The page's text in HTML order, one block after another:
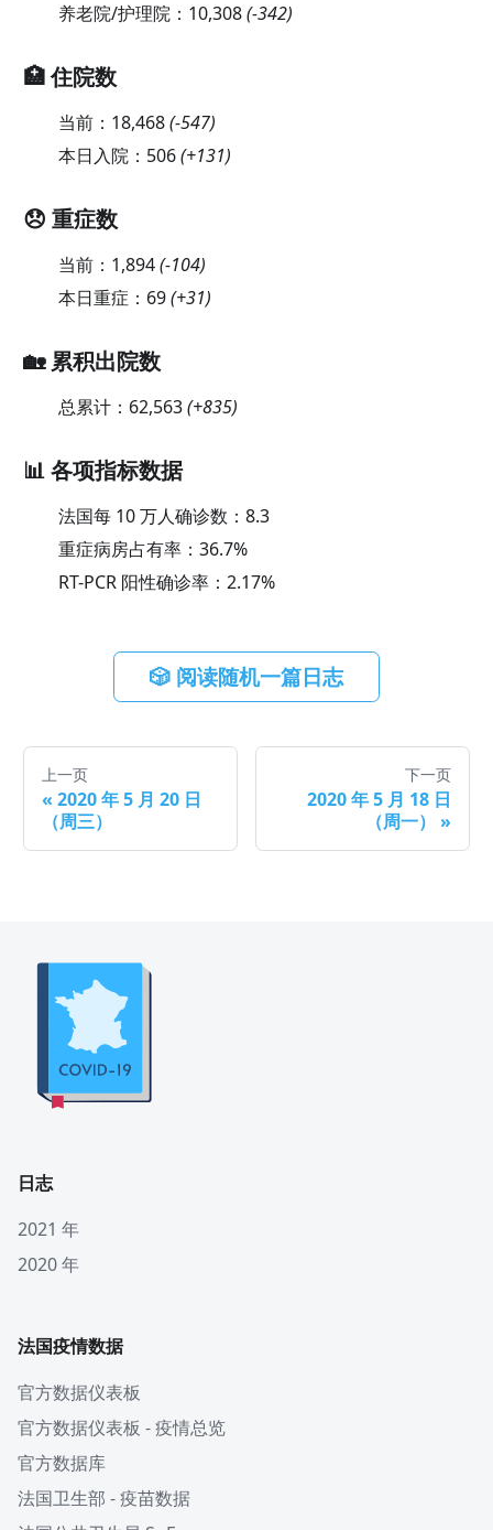
养老院/护理院： 10,308(-342)
🏥 住院数
当前： 18,468(-547)
本日入院： 506(+131)
😞 重症数
当前： 1,894(-104)
本日重症： 69(+31)
🏡 累积出院数
总累计： 62,563(+835)
📊 各项指标数据
法国每 10 万人确诊数： 8.3
重症病房占有率： 36.7%
RT-PCR 阳性确诊率： 2.17%
🎲 阅读随机一篇日志
上一页
« 2020 年 5 月 20 日
（周三）
下一页
2020 年 5 月 18 日
（周一）
»
日志
2021 年
2020 年
法国疫情数据
官方数据仪表板
官方数据仪表板 - 疫情总览
官方数据库
法国卫生部 - 疫苗数据